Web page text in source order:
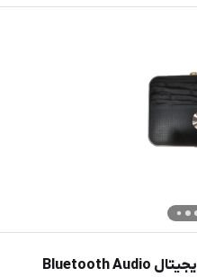
گیرنده و فرستنده صدا بلوتوث دیجیتال Bluetooth Audio